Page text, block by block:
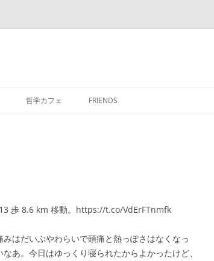
哲学カフェ FRIENDS
歩 8.6 km 移動。https://t.co/VdErFTnmfk
はだいぶやわらいで頭痛と熱っぽさはなくなっ
あ。今日はゆっくり寝られたからよかったけど、